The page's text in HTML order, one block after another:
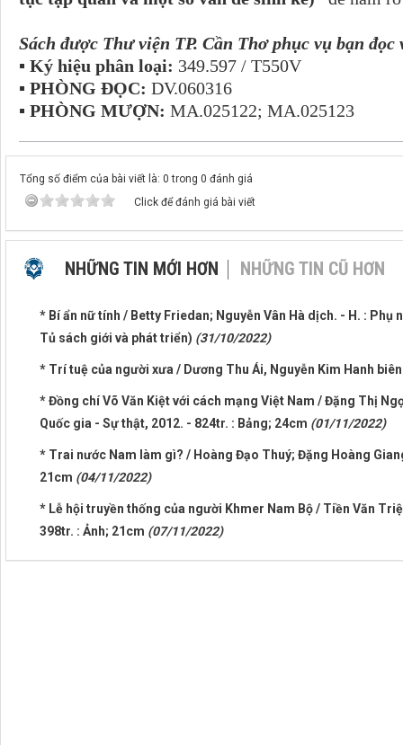
Sách được Thư viện TP. Cần Thơ phục vụ bạn
▪ Ký hiệu phân loại: 349.597 / T550V
▪ PHÒNG ĐỌC: DV.060316
▪ PHÒNG MƯỢN: MA.025122; MA.025123
Tổng số điểm của bài viết là: 0 trong 0 đánh giá
Click để đánh giá bài viết
NHỮNG TIN MỚI HƠN NHỮNG TIN CŨ HƠN
* Bí ẩn nữ tính / Betty Friedan; Nguyễn Vân Hà dịch. - H. :
Tủ sách giới và phát triển) (31/10/2022)
* Trí tuệ của người xưa / Dương Thu Ái, Nguyễn Kim Hanh
* Đồng chí Võ Văn Kiệt với cách mạng Việt Nam / Đặng Thị
Quốc gia - Sự thật, 2012. - 824tr. : Bảng; 24cm (01/11/2022)
* Trai nước Nam làm gì? / Hoàng Đạo Thuý; Đặng Hoàng
21cm (04/11/2022)
* Lễ hội truyền thống của người Khmer Nam Bộ / Tiền Văn
398tr. : Ảnh; 21cm (07/11/2022)